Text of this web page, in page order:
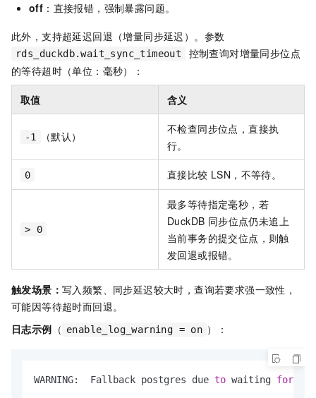
off ：直接报错，强制暴露问题。
此外，支持超延迟回退（增量同步延迟）。参数
rds_duckdb.wait_sync_timeout
控制查询对增量同步位点
的等待超时（单位：毫秒）：
取值 含义
-1 （默认）
不检查同步位点，直接执
行。
0 直接比较 LSN，不等待。
> 0
最多等待指定毫秒，若
DuckDB 同步位点仍未追上
当前事务的提交位点，则触
发回退或报错。
触发场景： 写入频繁、同步延迟较大时，查询若要求强一致性，
可能因等待超时而回退。
日志示例 （ enable_log_warning = on ）：
WARNING:  Fallback postgres due to waiting for